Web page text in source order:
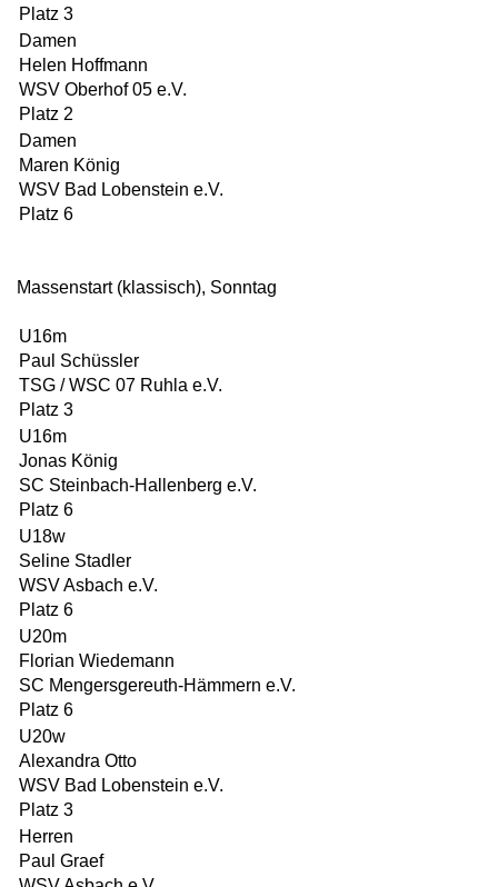
Platz 3
Damen
Helen Hoffmann
WSV Oberhof 05 e.V.
Platz 2
Damen
Maren König
WSV Bad Lobenstein e.V.
Platz 6
Massenstart (klassisch), Sonntag
U16m
Paul Schüssler
TSG / WSC 07 Ruhla e.V.
Platz 3
U16m
Jonas König
SC Steinbach-Hallenberg e.V.
Platz 6
U18w
Seline Stadler
WSV Asbach e.V.
Platz 6
U20m
Florian Wiedemann
SC Mengersgereuth-Hämmern e.V.
Platz 6
U20w
Alexandra Otto
WSV Bad Lobenstein e.V.
Platz 3
Herren
Paul Graef